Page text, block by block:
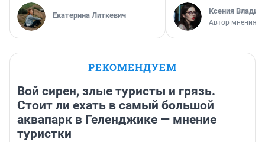
Екатерина Литкевич Ксения
Автор мнения
РЕКОМЕНДУЕМ
Вой сирен, злые туристы и грязь.
Стоит ли ехать в самый большой
аквапарк в Геленджике — мнение
туристки